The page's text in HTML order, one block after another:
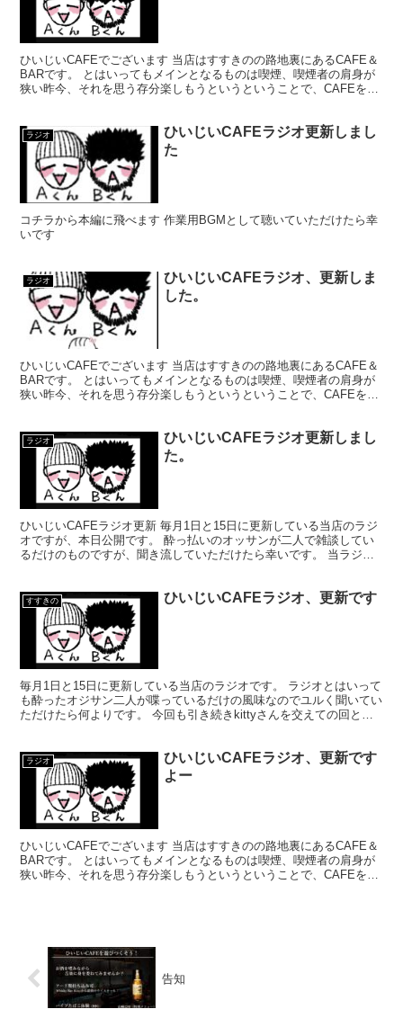
ひいじいCAFEでございます 当店はすすきのの路地裏にあるCAFE＆
BARです。 とはいってもメインとなるものは喫煙、喫煙者の肩身が
狭い昨今、それを思う存分楽しもうというということで、CAFEを名
ラジオ
ひいじいCAFEラジオ更新しまし
た
コチラから本編に飛べます 作業用BGMとして聴いていただけたら幸
いです
ラジオ
ひいじいCAFEラジオ、更新しま
した。
ひいじいCAFEでございます 当店はすすきのの路地裏にあるCAFE＆
BARです。 とはいってもメインとなるものは喫煙、喫煙者の肩身が
狭い昨今、それを思う存分楽しもうというということで、CAFEを名
ラジオ
ひいじいCAFEラジオ更新しまし
た。
ひいじいCAFEラジオ更新 毎月1日と15日に更新している当店のラジ
オですが、本日公開です。 酔っ払いのオッサンが二人で雑談してい
るだけのものですが、聞き流していただけたら幸いです。 当ラジオ
すすきの ひいじいCAFEラジオ、更新です
毎月1日と15日に更新している当店のラジオです。 ラジオとはいって
も酔ったオジサン二人が喋っているだけの風味なのでユルく聞いてい
ただけたら何よりです。 今回も引き続きkittyさんを交えての回とな
ラジオ
ひいじいCAFEラジオ、更新です
よー
ひいじいCAFEでございます 当店はすすきのの路地裏にあるCAFE＆
BARです。 とはいってもメインとなるものは喫煙、喫煙者の肩身が
狭い昨今、それを思う存分楽しもうというということで、CAFEを名
告知